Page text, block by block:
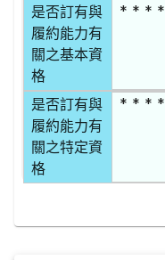
是否訂有與
履約能力有
關之基本資
格
* * *
是否訂有與
履約能力有
關之特定資
格
* * *